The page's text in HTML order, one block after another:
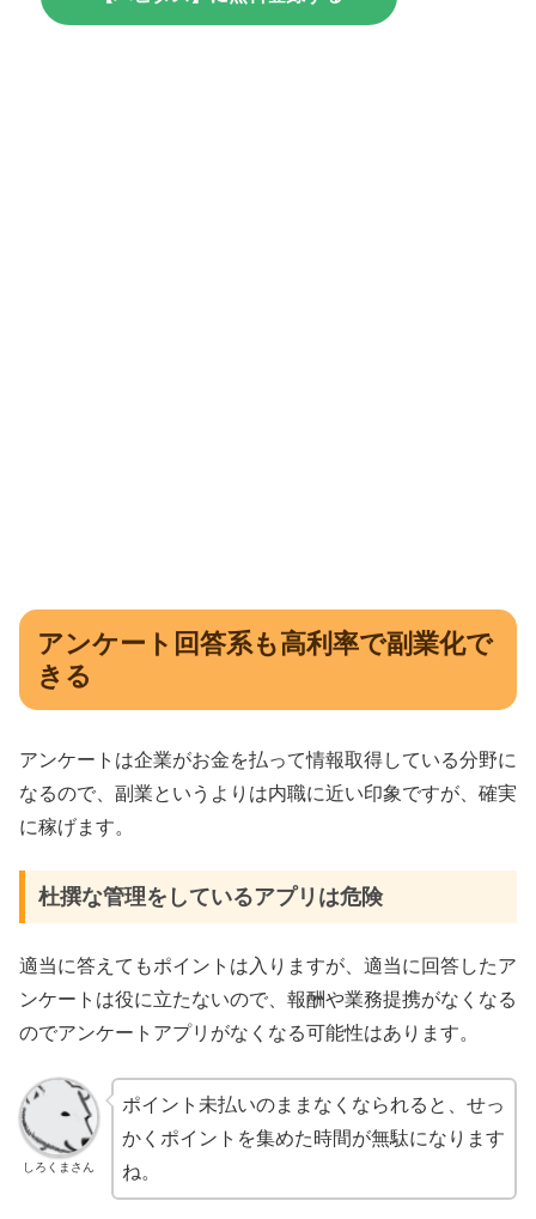
アンケート回答系も高利率で副業化で
きる
アンケートは企業がお金を払って情報取得している分野に
なるので、副業というよりは内職に近い印象ですが、確実
に稼げます。
杜撰な管理をしているアプリは危険
適当に答えてもポイントは入りますが、適当に回答したア
ンケートは役に立たないので、報酬や業務提携がなくなる
のでアンケートアプリがなくなる可能性はあります。
しろくまさん
ポイント未払いのままなくなられると、せっ
かくポイントを集めた時間が無駄になります
ね。